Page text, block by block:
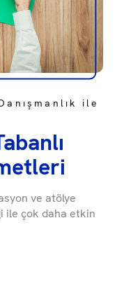
ile
ve atölye
ile çok daha etkin